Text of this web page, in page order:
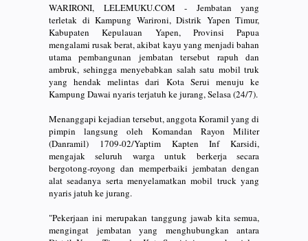
WARIRONI, LELEMUKU.COM - Jembatan yang
terletak di Kampung Warironi, Distrik Yapen Timur,
Kabupaten Kepulauan Yapen, Provinsi Papua
mengalami rusak berat, akibat kayu yang menjadi bahan
utama pembangunan jembatan tersebut rapuh dan
ambruk, sehingga menyebabkan salah satu mobil truk
yang hendak melintas dari Kota Serui menuju ke
Kampung Dawai nyaris terjatuh ke jurang, Selasa (24/7).
Menanggapi kejadian tersebut, anggota Koramil yang di
pimpin langsung oleh Komandan Rayon Militer
(Danramil) 1709-02/Yaptim Kapten Inf Karsidi,
mengajak seluruh warga untuk berkerja secara
bergotong-royong dan memperbaiki jembatan dengan
alat seadanya serta menyelamatkan mobil truck yang
nyaris jatuh ke jurang.
"Pekerjaan ini merupakan tanggung jawab kita semua,
mengingat jembatan yang menghubungkan antara